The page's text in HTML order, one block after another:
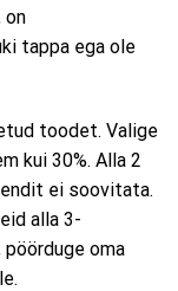
on
tappa ega ole
toodet. Valige
kui 30%. Alla 2
ei soovitata.
alla 3-
oma